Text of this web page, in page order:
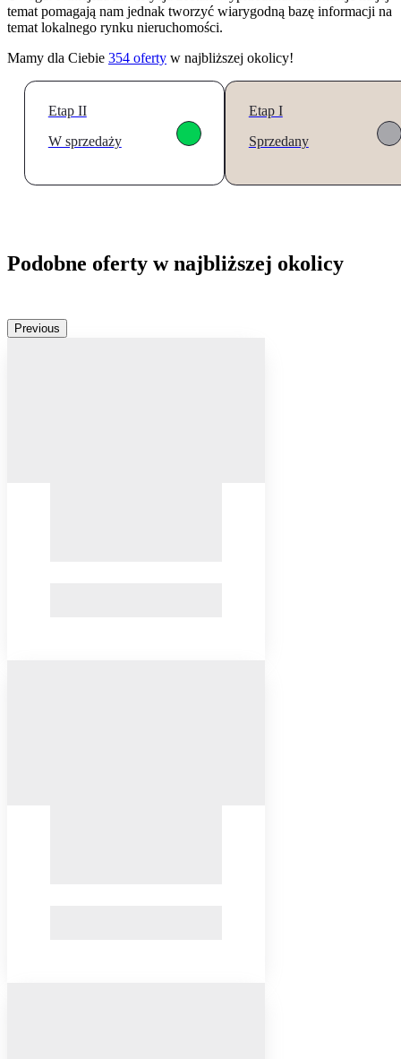
temat pomagają nam jednak tworzyć wiarygodną bazę informacji na
temat lokalnego rynku nieruchomości.
Mamy dla Ciebie 354 oferty w najbliższej okolicy!
Etap II
W sprzedaży
Etap I
Sprzedany
Podobne oferty w najbliższej okolicy
Previous